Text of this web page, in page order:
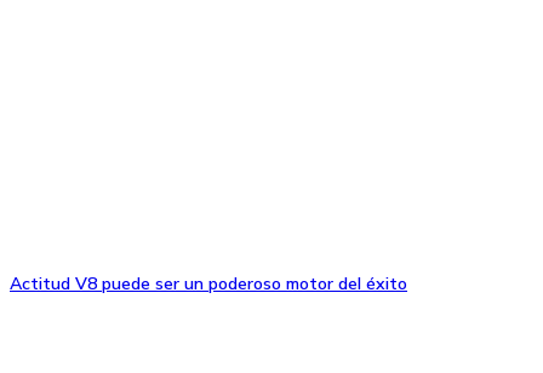
Actitud V8 puede ser un poderoso motor del éxito